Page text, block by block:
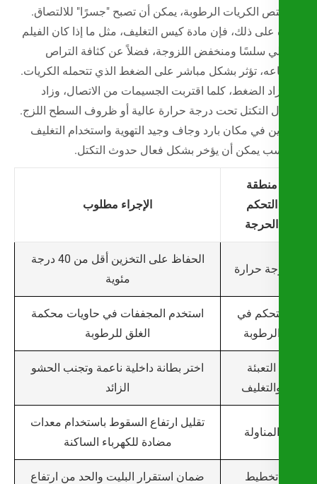
الكريات الرطوبة، يمكن أن تصبح "جسرًا" للالتصاق.
على ذلك، فإن مادة كيس التغليف، مثل ما إذا كان الفيلم
سلسًا ومنخفض اللزوجة، فضلاً عن كثافة التراص
تؤثر بشكل مباشر على الضغط الذي تتحمله الكريات.
الضغط، كلما اقتربت الجسيمات من الاتصال، وزاد
التكتل تحت درجة حرارة عالية أو ظروف السطح اللزج.
في مكان بارد وجاف وجيد التهوية واستخدام التغليف
يمكن أن يؤخر بشكل فعال حدوث التكتل.
الإجراء مطلوب
حرارة
الحفاظ على التخزين أقل من 40 درجة
في
استخدم المجففات في حاويات محكمة
الغلق للرطوبة
اختر بطانة داخلية ناعمة وتجنب الحشو
تقليل ارتفاع السقوط باستخدام معدات
مضادة للكهرباء الساكنة
ضمان استقرار البليت والحد من ارتفاع